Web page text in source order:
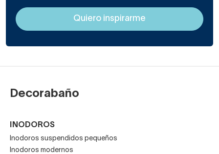
Decorabaño
INODOROS
Inodoros suspendidos pequeños
Inodoros modernos